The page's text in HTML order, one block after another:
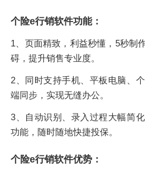
个险e行销软件功能：
1、页面精致，利益秒懂，5秒制
碍，提升销售专业度。
2、同时支持手机、平板电脑、
端同步，实现无缝办公。
3、自动识别、录入过程大幅简
功能，随时随地快捷投保。
个险e行销软件优势：